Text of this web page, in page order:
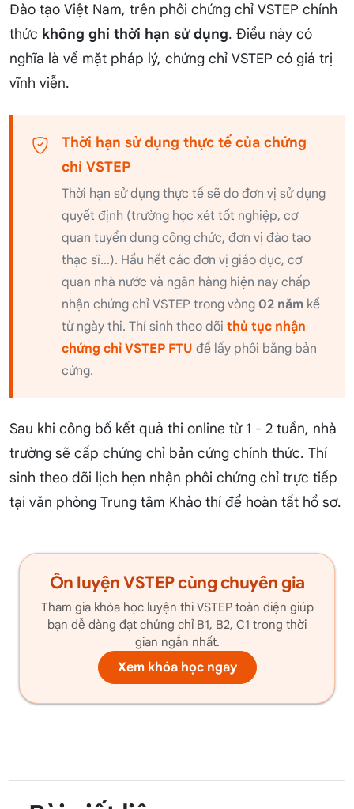
Đào tạo Việt Nam, trên phôi chứng chỉ VSTEP chính
thức không ghi thời hạn sử dụng. Điều này có
nghĩa là về mặt pháp lý, chứng chỉ VSTEP có giá trị
vĩnh viễn.
Thời hạn sử dụng thực tế của chứng
chỉ VSTEP
Thời hạn sử dụng thực tế sẽ do đơn vị sử dụng
quyết định (trường học xét tốt nghiệp, cơ
quan tuyển dụng công chức, đơn vị đào tạo
thạc sĩ...). Hầu hết các đơn vị giáo dục, cơ
quan nhà nước và ngân hàng hiện nay chấp
nhận chứng chỉ VSTEP trong vòng 02 năm kể
từ ngày thi. Thí sinh theo dõi thủ tục nhận
chứng chỉ VSTEP FTU để lấy phôi bằng bản
cứng.
Sau khi công bố kết quả thi online từ 1 - 2 tuần, nhà
trường sẽ cấp chứng chỉ bản cứng chính thức. Thí
sinh theo dõi lịch hẹn nhận phôi chứng chỉ trực tiếp
tại văn phòng Trung tâm Khảo thí để hoàn tất hồ sơ.
Ôn luyện VSTEP cùng chuyên gia
Tham gia khóa học luyện thi VSTEP toàn diện giúp
bạn dễ dàng đạt chứng chỉ B1, B2, C1 trong thời
gian ngắn nhất.
Xem khóa học ngay